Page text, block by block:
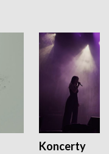
Koncerty